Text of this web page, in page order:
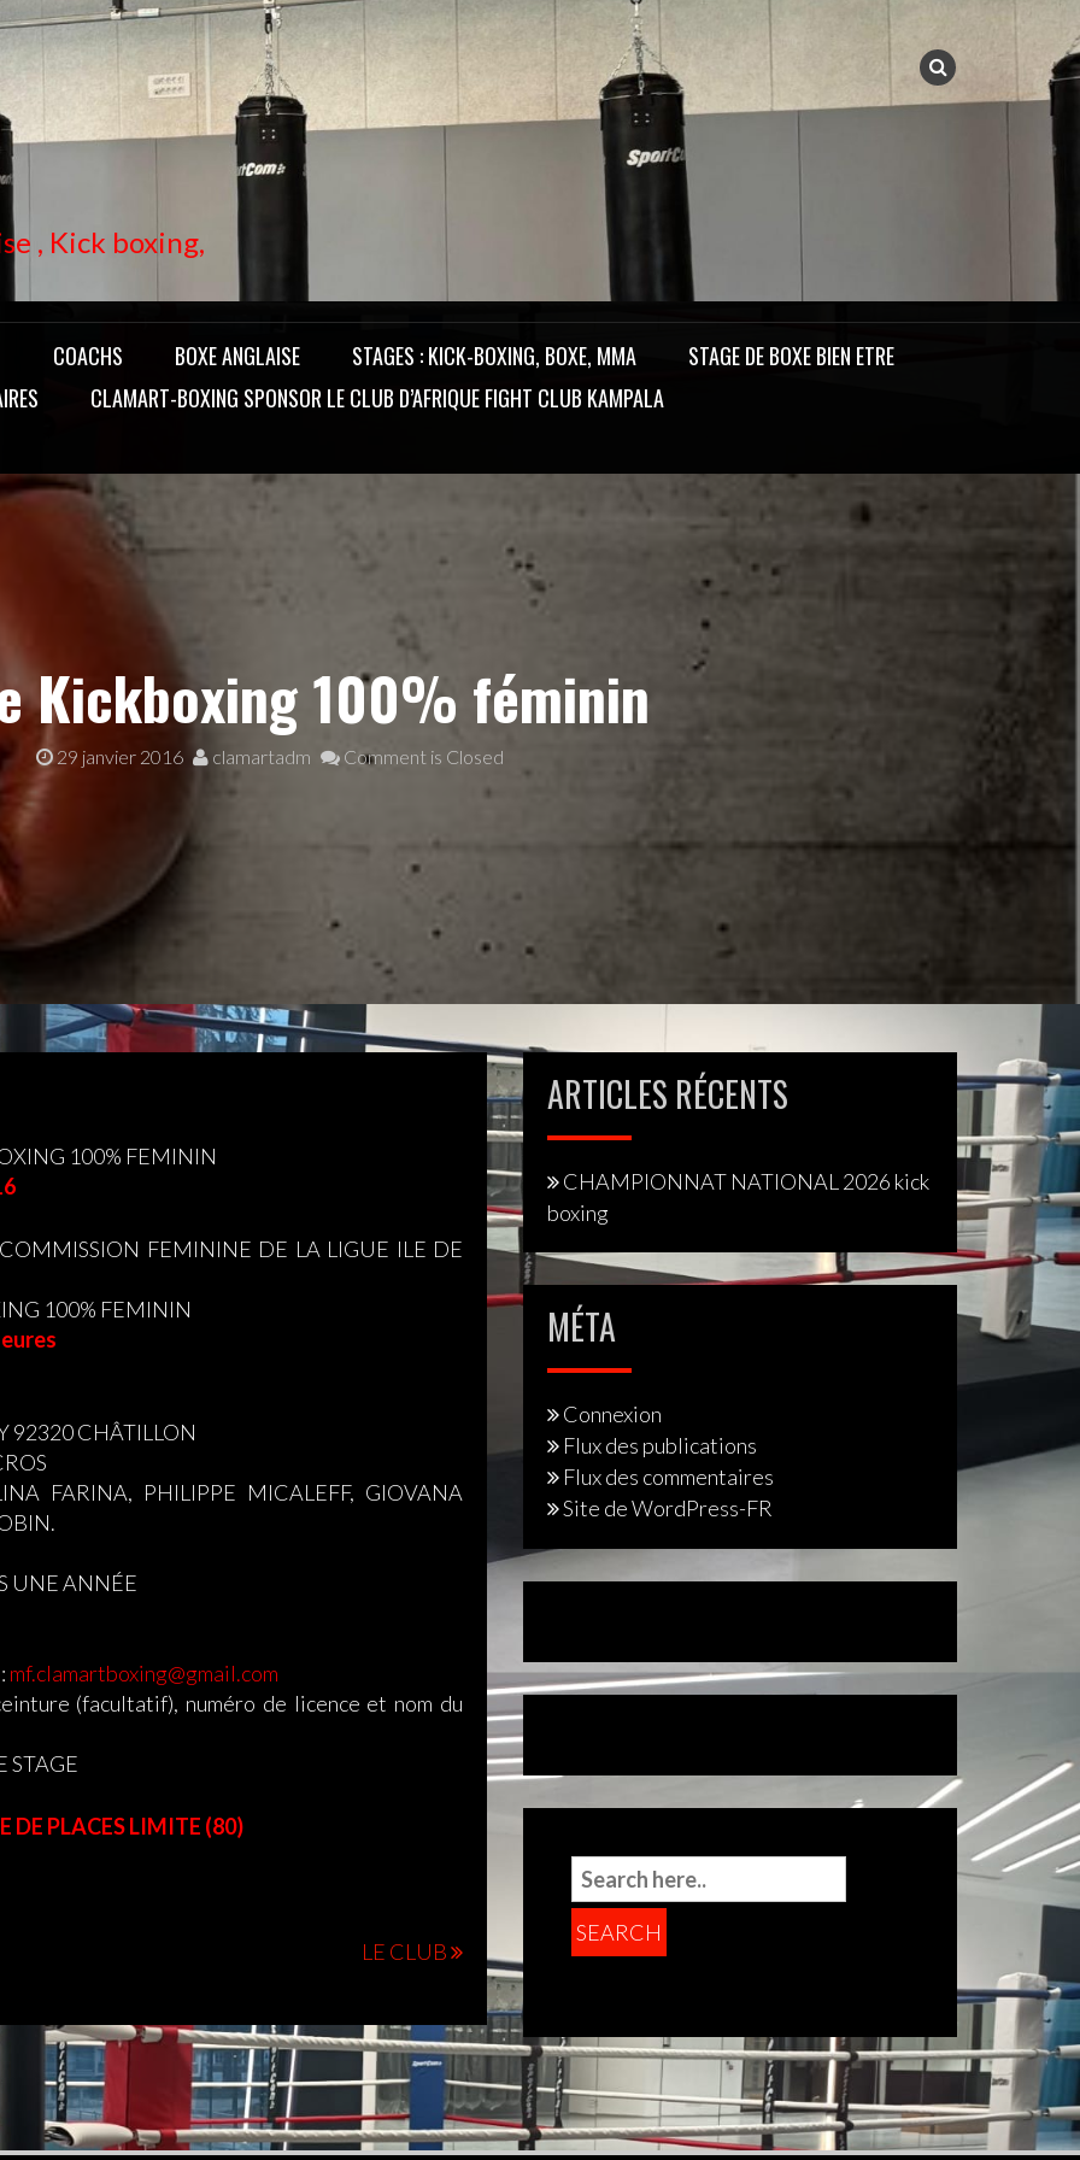
, Kick boxing,
COACHS BOXE ANGLAISE STAGES : KICK-BOXING, BOXE, MMA
STAGE DE BOXE BIEN ETRE
CLAMART-BOXING SPONSOR LE CLUB D’AFRIQUE FIGHT CLUB KAMPALA
Kickboxing 100% féminin
29 janvier 2016 clamartadm Comment is Closed
100% FEMININ
FEMININE DE LA LIGUE ILE DE
100% FEMININ
92320 CHÂTILLON
FARINA, PHILIPPE MICALEFF, GIOVANA
UNE ANNÉE
mf.clamartboxing@gmail.com
(facultatif), numéro de licence et nom du
STAGE
DE PLACES LIMITE (80)
LE CLUB
ARTICLES RÉCENTS
CHAMPIONNAT NATIONAL 2026 kick
boxing
MÉTA
Connexion
Flux des publications
Flux des commentaires
Site de WordPress-FR